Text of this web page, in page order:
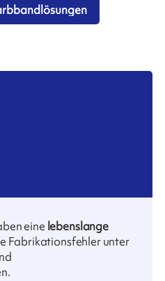
eine lebenslange
Fabrikationsfehler unter